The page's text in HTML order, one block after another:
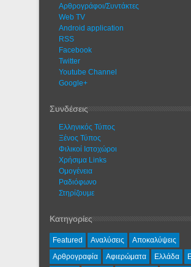
Αρθρογράφοι/Συντάκτες
Web TV
Android application
RSS
Facebook
Twitter
Youtube Channel
Google+
Συνδέσεις
Ελληνικός Τύπος
Ξένος Τύπος
Φιλικοί Ιστοχώροι
Χρήσιμα Links
Ομογένεια
Ραδιόφωνο
Στηρίζουμε
Κατηγορίες
Featured Αναλύσεις
Αποκαλύψεις
Αρθρογραφία
Αφιερώματα Ελλάδα